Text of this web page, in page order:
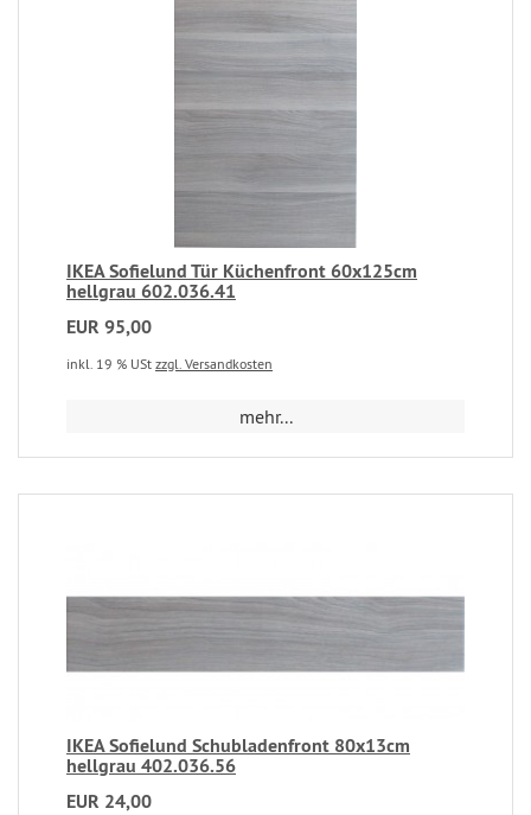
IKEA Sofielund Tür Küchenfront 60x125cm
hellgrau 602.036.41
EUR 95,00
inkl. 19 % USt zzgl. Versandkosten
mehr...
IKEA Sofielund Schubladenfront 80x13cm
hellgrau 402.036.56
EUR 24,00